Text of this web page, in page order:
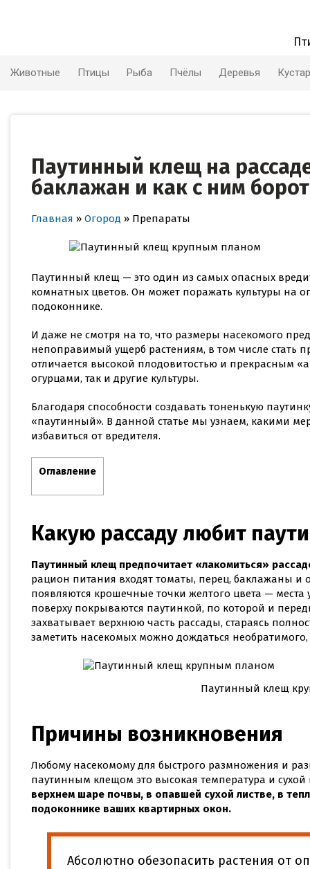
Животные Птицы Рыба Пчёлы Деревья
Паутинный клещ на
баклажан и как с ним
Главная » Огород » Препараты
Паутинный клещ — это один из самых опасных
комнатных цветов. Он может поражать культуры на
подоконнике.
И даже не смотря на то, что размеры насекомого
непоправимый ущерб растениям, в том числе стать
отличается высокой плодовитостью и прекрасным
огурцами, так и другие культуры.
Благодаря способности создавать тоненькую
«паутинный». В данной статье мы узнаем, какими
избавиться от вредителя.
Оглавление
Какую рассаду любит
Паутинный клещ предпочитает «лакомиться»
рацион питания входят томаты, перец, баклажаны и
появляются крошечные точки желтого цвета — места
поверху покрываются паутинкой, по которой и
захватывает верхнюю часть рассады, стараясь
заметить насекомых можно дождаться необратимого,
Паутинный клещ
Причины возникновения
Любому насекомому для быстрого размножения и
паутинным клещом это высокая температура и сухой
верхнем шаре почвы, в опавшей сухой листве, в
подоконнике ваших квартирных окон.
Абсолютно обезопасить растения от